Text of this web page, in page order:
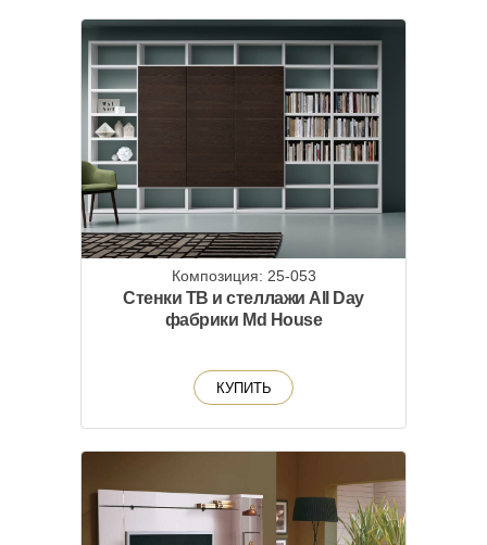
Композиция: 25-053
Стенки ТВ и стеллажи All Day
фабрики Md House
КУПИТЬ